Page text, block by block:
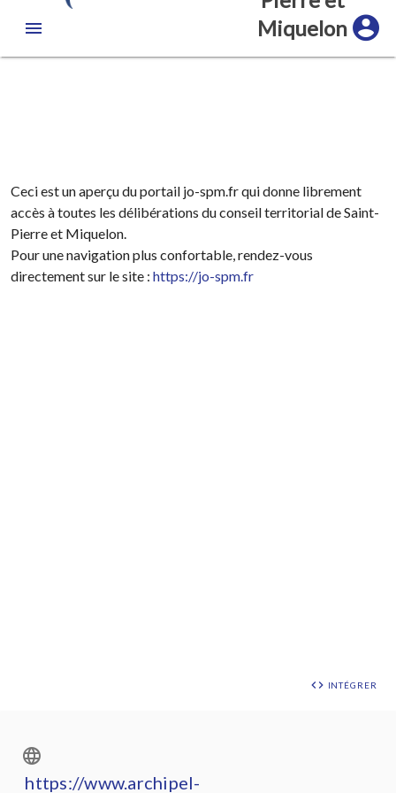
Miquelon
INTÉGRER
Ceci est un aperçu du portail jo-spm.fr qui donne librement
accès à toutes les délibérations du conseil territorial de Saint-
Pierre et Miquelon.
Pour une navigation plus confortable, rendez-vous
directement sur le site : https://jo-spm.fr
https://www.archipel-